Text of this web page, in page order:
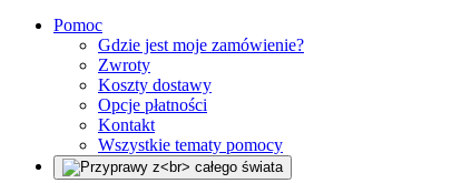
Pomoc
Gdzie jest moje zamówienie?
Zwroty
Koszty dostawy
Opcje płatności
Kontakt
Wszystkie tematy pomocy